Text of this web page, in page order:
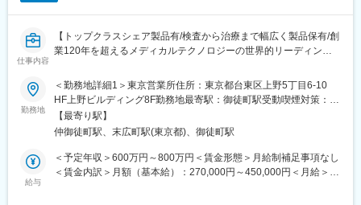
・医局説明会の企画運営とプレゼン
・顧客フォローと販売・契約業務
※営業担当には営業車が各自1台割り当てられ、原則は自宅から営
業先へ直行直帰のスタイルです。
■休暇
長期休暇にも寛容であり、今年のGWは、30日・１日も休業日と
し、長期休暇を会社として設定されておりました。
仕事内容
【トップクラスシェア製品有/検査から治療まで幅広く製品保有/創
業120年を超えるメディカルテクノロジーの世界的リーディング
当社はライフサイエンス分野における検査機器製品、医療機器等
を展開しているグローバル企業です。今回は当社製品のセールス
を担当いただける方を募集しています。
※ご経験、希望に応じて選考部署・エリアをご提案させていただき
ます。
勤務地
＜勤務地詳細1＞東京営業所住所：東京都台東区上野5丁目6-10
HF上野ビルディング8F勤務地最寄駅：御徒町駅受動喫煙対策：屋
内全面禁煙＜勤務地詳細2＞全国各地住所：全国 ※ご希望の勤務地
で応相談（出張ベースでの勤務）受動喫煙対策：屋内全面禁煙変
【最寄り駅】
仲御徒町駅、末広町駅(東京都)、御徒町駅
給与
＜予定年収＞600万円～800万円＜賃金形態＞月給制補足事項なし
＜賃金内訳＞月額（基本給）：270,000円～450,000円＜月給＞